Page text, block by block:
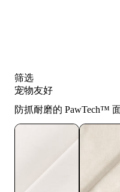
筛选
宠物友好
防抓耐磨的 PawTech™️